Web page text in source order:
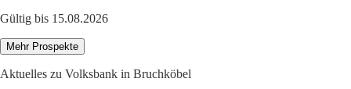
Gültig bis 15.08.2026
Mehr Prospekte
Aktuelles zu Volksbank in Bruchköbel